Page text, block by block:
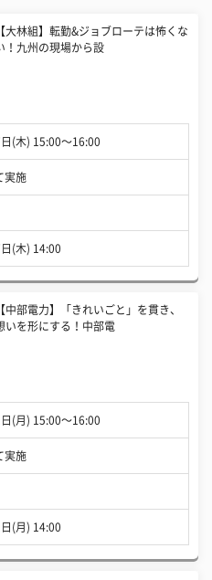
【大林組】転勤&ジョブローテは怖くな
！九州の現場から設
(木) 15:00〜16:00
実施
(木) 14:00
【中部電力】「きれいごと」を貫き、
いを形にする！中部電
(月) 15:00〜16:00
実施
(月) 14:00